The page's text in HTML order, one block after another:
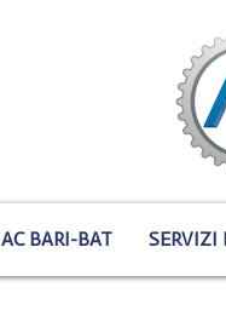
AC BARI-BAT SERVIZI